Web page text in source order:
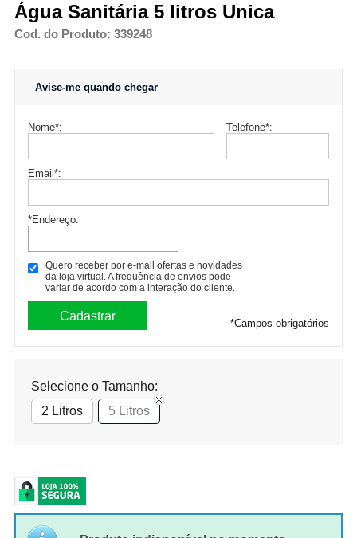
Água Sanitária 5 litros Unica
Cod. do Produto: 339248
Avise-me quando chegar
Nome*: Telefone*:
Email *:
*Endereço:
Quero receber por e-mail ofertas e novidades
da loja virtual. A frequência de envios pode
variar de acordo com a interação do cliente.
*Campos obrigatórios
Selecione o Tamanho:
2 Litros
5 Litros